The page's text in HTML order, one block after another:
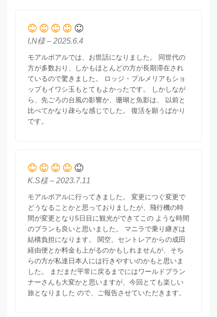
I,N様 – 2025.6.4
モアルボアルでは、お世話になりました。 同世代の
方が多数おり、しかもほとんどの方が長期滞在され
ているので驚きました。 ロッジ・プルメリアもショ
ップもイワシ玉もとてもよかったです。 しかしなが
ら、先ごろの台風の影響か、珊瑚と魚影は、 以前と
比べてかなり疎らな感じでした。 復活を願うばかり
です。
K.S様 – 2023.7.11
モアルボアルに行ってきました。 変更につぐ変更で
どうなることかと思っておりましたが、飛行機の時
間が変更となり5日目に観光ができてこの ような時間
のプランも良いと思いました。 マニラで乗り継ぎは
結構負担になります。 関空、セントレアからの成田
経由便とか料金も上がるのかもしれませんが、そち
らの方が私達日本人には行きやすいのかもと思いま
した。 まだまだ平常に戻るまでにはワールドプラン
ナーさんも大変かと思いますが、今回とても楽しい
旅となりました ので、ご報告させていただきます。